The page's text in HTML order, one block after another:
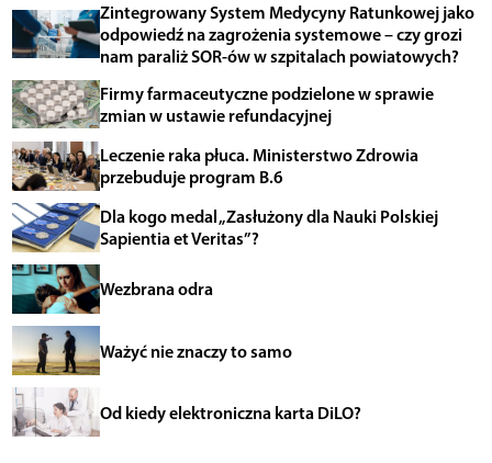
Zintegrowany System Medycyny Ratunkowej jako
odpowiedź na zagrożenia systemowe – czy grozi
nam paraliż SOR-ów w szpitalach powiatowych?
Firmy farmaceutyczne podzielone w sprawie
zmian w ustawie refundacyjnej
Leczenie raka płuca. Ministerstwo Zdrowia
przebuduje program B.6
Dla kogo medal „Zasłużony dla Nauki Polskiej
Sapientia et Veritas”?
Wezbrana odra
Ważyć nie znaczy to samo
Od kiedy elektroniczna karta DiLO?